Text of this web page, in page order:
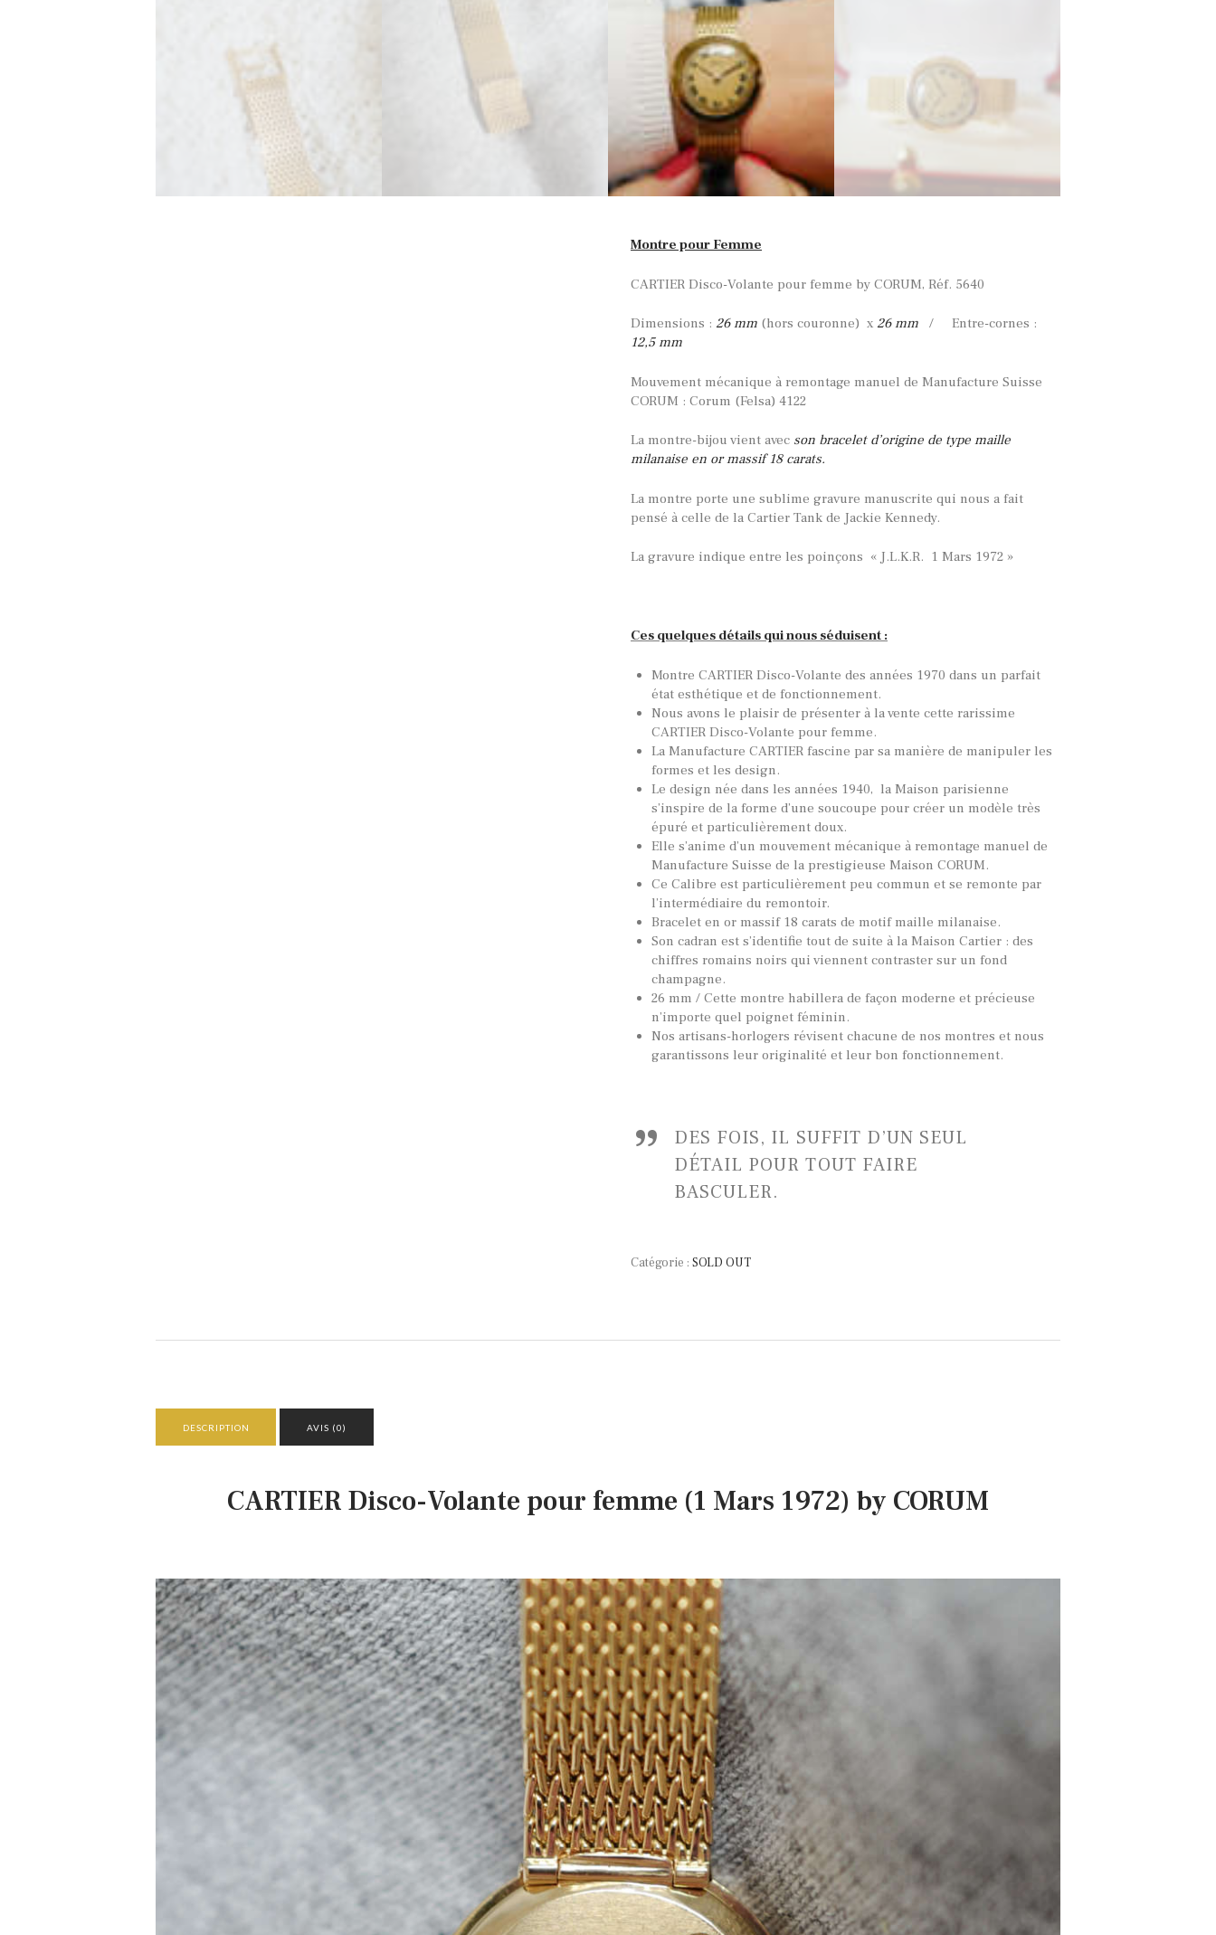
Montre pour Femme
CARTIER Disco-Volante pour femme by CORUM, Réf. 5640
Dimensions : 26 mm (hors couronne) x 26 mm
/ Entre-cornes :
12,5 mm
Mouvement mécanique à remontage manuel de Manufacture Suisse
CORUM : Corum (Felsa) 4122
La montre-bijou vient avec son bracelet d’origine de type maille
milanaise en or massif 18 carats.
La montre porte une sublime gravure manuscrite qui nous a fait
pensé à celle de la Cartier Tank de Jackie Kennedy.
La gravure indique entre les poinçons « J.L.K.R. 1 Mars 1972 »
Ces quelques détails qui nous séduisent :
Montre CARTIER Disco-Volante des années 1970 dans un parfait
état esthétique et de fonctionnement.
Nous avons le plaisir de présenter à la vente cette rarissime
CARTIER Disco-Volante pour femme.
La Manufacture CARTIER fascine par sa manière de manipuler les
formes et les design.
Le design née dans les années 1940, la Maison parisienne
s’inspire de la forme d’une soucoupe pour créer un modèle très
épuré et particulièrement doux.
Elle s’anime d’un mouvement mécanique à remontage manuel de
Manufacture Suisse de la prestigieuse Maison CORUM.
Ce Calibre est particulièrement peu commun et se remonte par
l’intermédiaire du remontoir.
Bracelet en or massif 18 carats de motif maille milanaise.
Son cadran est s’identifie tout de suite à la Maison Cartier : des
chiffres romains noirs qui viennent contraster sur un fond
champagne.
26 mm / Cette montre habillera de façon moderne et précieuse
n’importe quel poignet féminin.
Nos artisans-horlogers révisent chacune de nos montres et nous
garantissons leur originalité et leur bon fonctionnement.
DES FOIS, IL SUFFIT D’UN SEUL
DÉTAIL POUR TOUT FAIRE
BASCULER.
Catégorie : SOLD OUT
DESCRIPTION AVIS (0)
CARTIER Disco-Volante pour femme (1 Mars 1972) by CORUM